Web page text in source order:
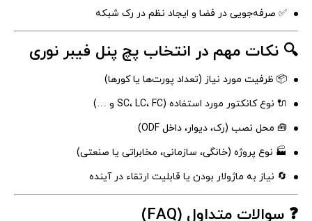
✅ صرفه‌جویی در فضا و ایجاد نظم در رک شبکه
🔍 نکات مهم در انتخاب پچ پنل فیبر نوری
📦 ظرفیت مورد نیاز (تعداد پورت‌ها یا کورها)
🔌 نوع کانکتور مورد استفاده (SC، LC، FC و …)
🧰 محل نصب (رک، دیوار، داخل ODF)
🏭 نوع پروژه (خانگی، سازمانی، مخابراتی یا صنعتی)
🔄 نیاز به ماژولار بودن یا قابلیت ارتقاء در آینده
❓ سوالات متداول (FAQ)